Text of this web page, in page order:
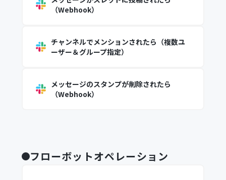
（Webhook）
チャンネルでメンションされたら（複数ユ
ーザー＆グループ指定）
メッセージのスタンプが削除されたら
（Webhook）
フローボットオペレーション